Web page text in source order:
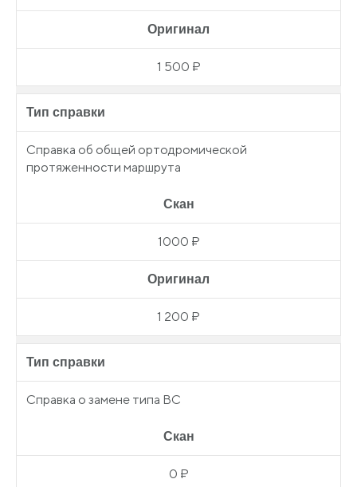
Оригинал
1 500 ₽
Тип справки
Справка об общей ортодромической
протяженности маршрута
Скан
1000 ₽
Оригинал
1 200 ₽
Тип справки
Справка о замене типа ВС
Скан
0 ₽